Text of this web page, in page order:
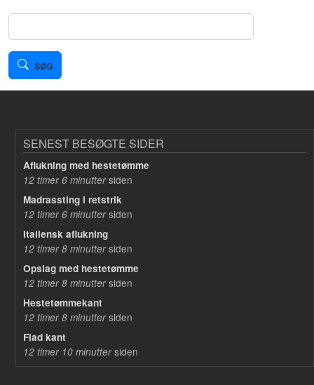
Søg
SØG
SENEST BESØGTE SIDER
Aflukning med hestetømme
12 timer 6 minuttersiden
Madrassting i retstrik
12 timer 6 minuttersiden
Italiensk aflukning
12 timer 8 minuttersiden
Opslag med hestetømme
12 timer 8 minuttersiden
Hestetømmekant
12 timer 8 minuttersiden
Flad kant
12 timer 10 minuttersiden